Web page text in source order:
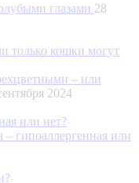
глазами 28
– или
2024
– гипоаллергенная или